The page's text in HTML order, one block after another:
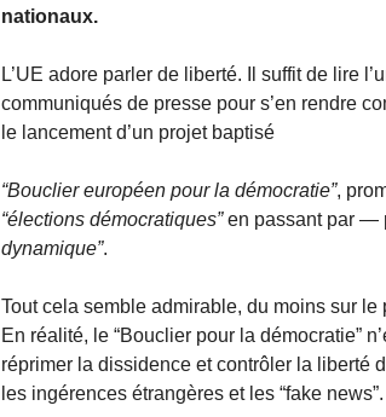
nationaux.
L’UE adore parler de liberté. Il suffit de lire
communiqués de presse pour s’en rendre
le lancement d’un projet baptisé
“Bouclier européen pour la démocratie”,
“élections démocratiques”en passant par —
dynamique”.
Tout cela semble admirable, du moins sur le
En réalité, le “Bouclier pour la démocratie”
réprimer la dissidence et contrôler la liberté
les ingérences étrangères et les “fake news”.